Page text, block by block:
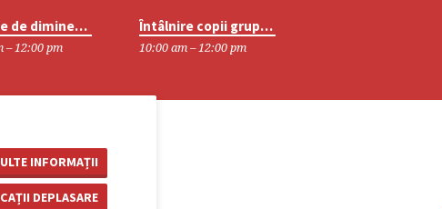
Părtășie de dimineață
– 12:00 pm
Întâlnire copii grupa mică
10:00 am – 12:00 pm
INFORMAȚII
DEPLASARE